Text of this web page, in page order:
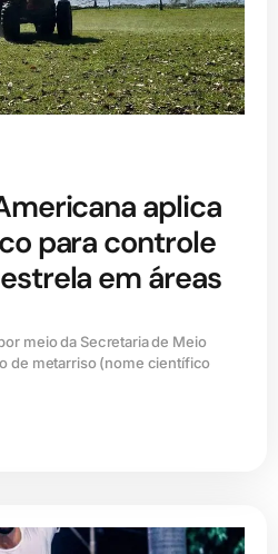
aplica
para controle
em áreas
meio da Secretaria de Meio
de metarriso (nome científico